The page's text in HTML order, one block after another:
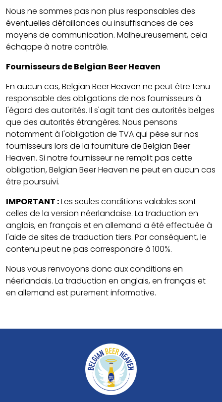
Nous ne sommes pas non plus responsables des
éventuelles défaillances ou insuffisances de ces
moyens de communication. Malheureusement, cela
échappe à notre contrôle.
Fournisseurs de Belgian Beer Heaven
En aucun cas, Belgian Beer Heaven ne peut être tenu
responsable des obligations de nos fournisseurs à
l'égard des autorités. Il s'agit tant des autorités belges
que des autorités étrangères. Nous pensons
notamment à l'obligation de TVA qui pèse sur nos
fournisseurs lors de la fourniture de Belgian Beer
Heaven. Si notre fournisseur ne remplit pas cette
obligation, Belgian Beer Heaven ne peut en aucun cas
être poursuivi.
IMPORTANT :Les seules conditions valables sont
celles de la version néerlandaise. La traduction en
anglais, en français et en allemand a été effectuée à
l'aide de sites de traduction tiers. Par conséquent, le
contenu peut ne pas correspondre à 100%.
Nous vous renvoyons donc aux conditions en
néerlandais. La traduction en anglais, en français et
en allemand est purement informative.